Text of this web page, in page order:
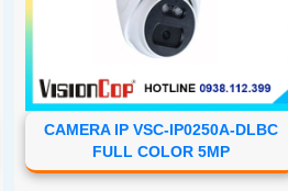
CAMERA IP VSC-IP0250A-DLBC
FULL COLOR 5MP